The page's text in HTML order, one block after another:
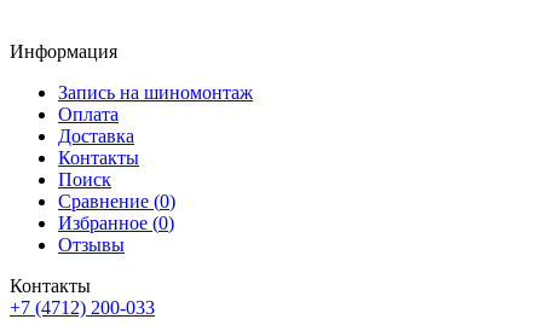
Информация
Запись на шиномонтаж
Оплата
Доставка
Контакты
Поиск
Сравнение (0)
Избранное (0)
Отзывы
Контакты
+7 (4712) 200-033